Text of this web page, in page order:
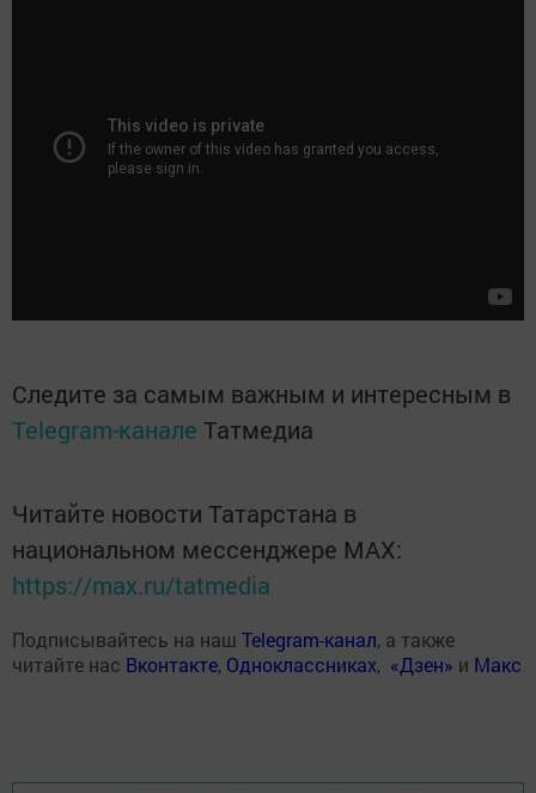
Следите за самым важным и интересным в
Telegram-канале Татмедиа
Читайте новости Татарстана в
национальном мессенджере MАХ:
https://max.ru/tatmedia
Подписывайтесь на наш Telegram-канал, а также
читайте нас Вконтакте, Одноклассниках, «Дзен» и Макс